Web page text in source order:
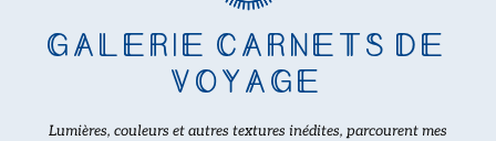
Galerie carnets de
voyage
Lumières, couleurs et autres textures inédites, parcourent mes